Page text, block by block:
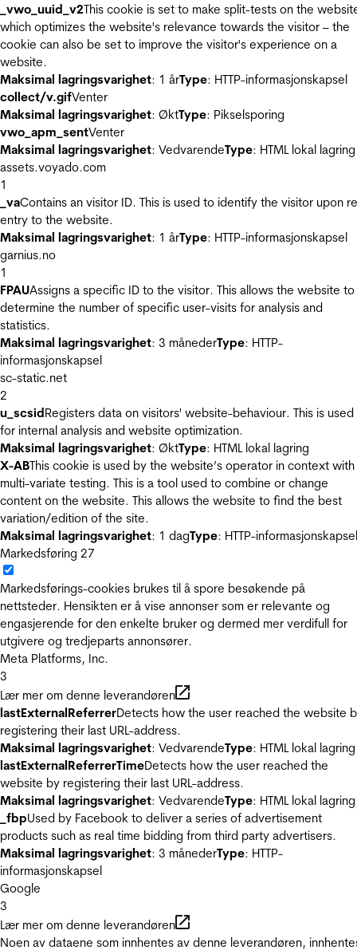
_vwo_uuid_v2This cookie is set to make split-tests on the
which optimizes the website's relevance towards the visitor – the
cookie can also be set to improve the visitor's experience on a
website.
Maksimal lagringsvarighet: 1 årType: HTTP-informasjonskapsel
collect/v.gifVenter
Maksimal lagringsvarighet: ØktType: Pikselsporing
vwo_apm_sentVenter
Maksimal lagringsvarighet: VedvarendeType: HTML lokal lagring
assets.voyado.com
1
_vaContains an visitor ID. This is used to identify the visitor upon
entry to the website.
Maksimal lagringsvarighet: 1 årType: HTTP-informasjonskapsel
garnius.no
1
FPAUAssigns a specific ID to the visitor. This allows the website to
determine the number of specific user-visits for analysis and
statistics.
Maksimal lagringsvarighet: 3 månederType: HTTP-
informasjonskapsel
sc-static.net
2
u_scsidRegisters data on visitors' website-behaviour. This is used
for internal analysis and website optimization.
Maksimal lagringsvarighet: ØktType: HTML lokal lagring
X-ABThis cookie is used by the website’s operator in context with
multi-variate testing. This is a tool used to combine or change
content on the website. This allows the website to find the best
variation/edition of the site.
Maksimal lagringsvarighet: 1 dagType: HTTP-informasjonskapsel
Markedsføring 27
Markedsførings-cookies brukes til å spore besøkende på
nettsteder. Hensikten er å vise annonser som er relevante og
engasjerende for den enkelte bruker og dermed mer verdifull for
utgivere og tredjeparts annonsører.
Meta Platforms, Inc.
3
Lær mer om denne leverandøren
lastExternalReferrerDetects how the user reached the website
registering their last URL-address.
Maksimal lagringsvarighet: VedvarendeType: HTML lokal lagring
lastExternalReferrerTimeDetects how the user reached the
website by registering their last URL-address.
Maksimal lagringsvarighet: VedvarendeType: HTML lokal lagring
_fbpUsed by Facebook to deliver a series of advertisement
products such as real time bidding from third party advertisers.
Maksimal lagringsvarighet: 3 månederType: HTTP-
informasjonskapsel
Google
3
Lær mer om denne leverandøren
Noen av dataene som innhentes av denne leverandøren,